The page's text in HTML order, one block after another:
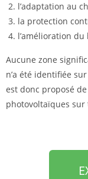
l’adaptation au
la protection
l’amélioration
Aucune zone
n’a été identifiée
est donc proposé
photovoltaïques